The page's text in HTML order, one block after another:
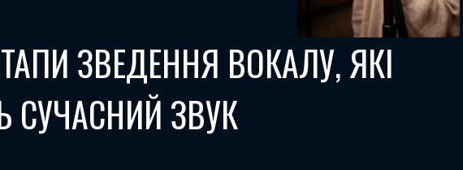
ЗВЕДЕННЯ ВОКАЛУ, ЯКІ
СУЧАСНИЙ ЗВУК